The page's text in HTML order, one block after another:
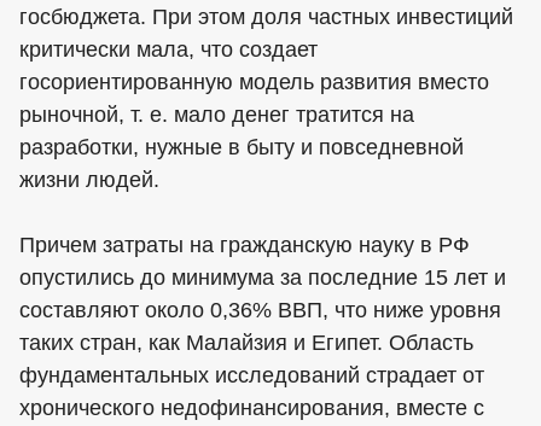
госбюджета. При этом доля частных инвестиций
критически мала, что создает
госориентированную модель развития вместо
рыночной, т. е. мало денег тратится на
разработки, нужные в быту и повседневной
жизни людей.
Причем затраты на гражданскую науку в РФ
опустились до минимума за последние 15 лет и
составляют около 0,36% ВВП, что ниже уровня
таких стран, как Малайзия и Египет. Область
фундаментальных исследований страдает от
хронического недофинансирования, вместе с